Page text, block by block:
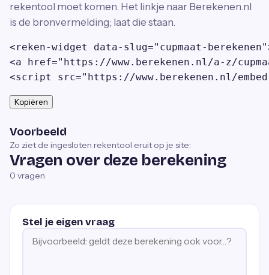
rekentool moet komen. Het linkje naar Berekenen.nl
is de bronvermelding; laat die staan.
<reken-widget data-slug="cupmaat-
<a href="https://www.berekenen.nl/a-z/
<script src="https://www.berekenen.nl/
Kopiëren
Voorbeeld
Zo ziet de ingesloten rekentool eruit op je site:
Vragen over deze berekening
0 vragen
Stel je eigen vraag